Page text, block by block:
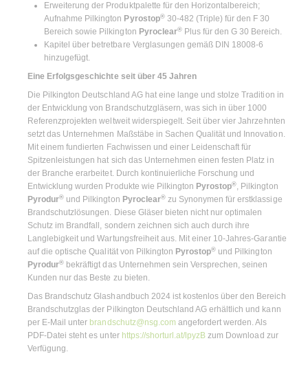
Erweiterung der Produktpalette für den Horizontalbereich;
Aufnahme Pilkington Pyrostop®30-482 (Triple) für den F 30
Bereich sowie Pilkington Pyroclear®Plus für den G 30 Bereich.
Kapitel über betretbare Verglasungen gemäß DIN 18008-6
hinzugefügt.
Eine Erfolgsgeschichte seit über 45 Jahren
Die Pilkington Deutschland AG hat eine lange und stolze Tradition in
der Entwicklung von Brandschutzgläsern, was sich in über 1000
Referenzprojekten weltweit widerspiegelt. Seit über vier Jahrzehnten
setzt das Unternehmen Maßstäbe in Sachen Qualität und Innovation.
Mit einem fundierten Fachwissen und einer Leidenschaft für
Spitzenleistungen hat sich das Unternehmen einen festen Platz in
der Branche erarbeitet. Durch kontinuierliche Forschung und
Entwicklung wurden Produkte wie Pilkington Pyrostop®, Pilkington
Pyrodur® und Pilkington Pyroclear®zu Synonymen für erstklassige
Brandschutzlösungen. Diese Gläser bieten nicht nur optimalen
Schutz im Brandfall, sondern zeichnen sich auch durch ihre
Langlebigkeit und Wartungsfreiheit aus. Mit einer 10-Jahres-Garantie
auf die optische Qualität von Pilkington Pyrostop® und Pilkington
Pyrodur® bekräftigt das Unternehmen sein Versprechen, seinen
Kunden nur das Beste zu bieten.
Das Brandschutz Glashandbuch 2024 ist kostenlos über den Bereich
Brandschutzglas der Pilkington Deutschland AG erhältlich und kann
per E-Mail unter brandschutz@nsg.com angefordert werden. Als
PDF-Datei steht es unter https://shorturl.at/lpyzB zum Download zur
Verfügung.